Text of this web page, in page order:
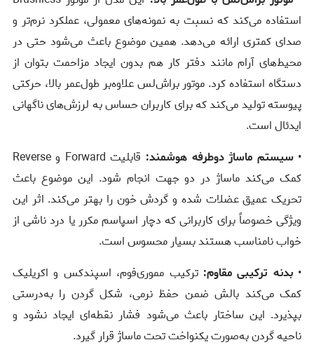
استفاده می‌کند که نسبت به نمونه‌های معمولی، عملکرد نرم‌تر و
صدای کمتری ارائه می‌دهد. همین موضوع باعث می‌شود حتی در
محیط‌های آرام مانند دفتر کار هم بدون ایجاد مزاحمت بتوان از
دستگاه استفاده کرد. موتور براش‌لس علاوه‌بر طول‌عمر بالا، حرکتی
پیوسته تولید می‌کند که برای کاربران حساس به لرزش‌های ناگهانی
ایدئال است.
•سیستم ماساژ دوطرفه هوشمند:
قابلیت Forward و Reverse
کمک می‌کند ماساژ در دو جهت انجام شود. این موضوع باعث
تحریک عمیق عضلات شده و گردش خون را بهتر می‌کند. اثر این
ویژگی خصوصاً برای کاربرانی که دچار اسپاسم مکرر یا درد ناشی از
خواب نامناسب هستند بسیار محسوس است.
•بدنه ترکیبی مقاوم: ترکیب مموری‌فوم، اسپندکس و اکریلیک
کمک می‌کند بالش ضمن حفظ نرمی، شکل گردن را به‌درستی
بپذیرد. این ساختار باعث می‌شود فشار نقطه‌ای ایجاد نشود و
ناحیه گردن به‌صورت یکنواخت تحت ماساژ قرار گیرد.